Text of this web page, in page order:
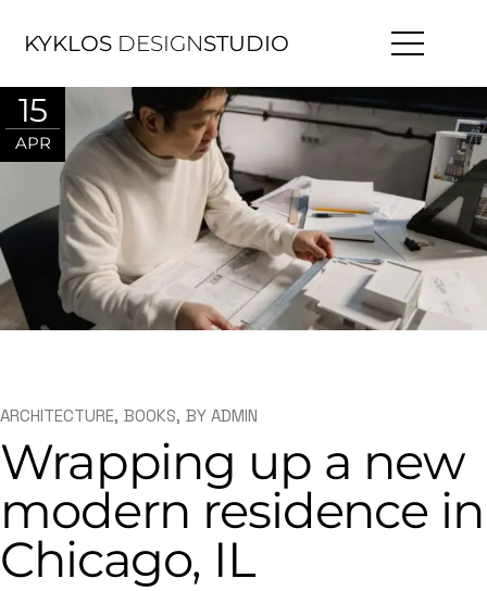
KYKLOS DESIGNSTUDIO
15
APR
ARCHITECTURE BOOKS BY ADMIN
Wrapping up a new
modern residence in
Chicago, IL